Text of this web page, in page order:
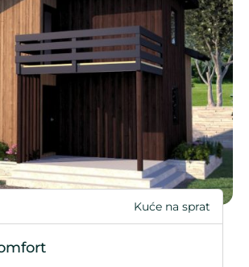
Kuće na sprat